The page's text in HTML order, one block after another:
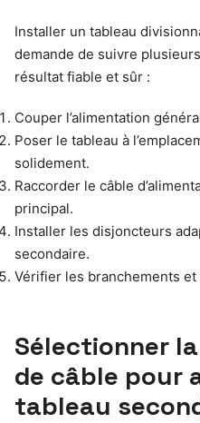
Installer un tableau
demande de suivre
résultat fiable et sûr :
Couper l’alimentation
Poser le tableau à
solidement.
Raccorder le câble
principal.
Installer les disjoncteurs
secondaire.
Vérifier les branchements
Sélectionner
de câble pour
tableau